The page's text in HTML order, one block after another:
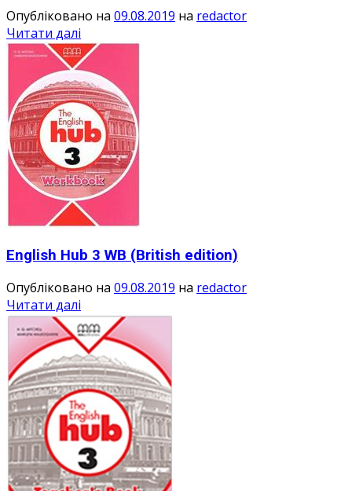
Опубліковано на 09.08.2019 на redactor
Читати далі
English Hub 3 WB (British edition)
Опубліковано на 09.08.2019 на redactor
Читати далі